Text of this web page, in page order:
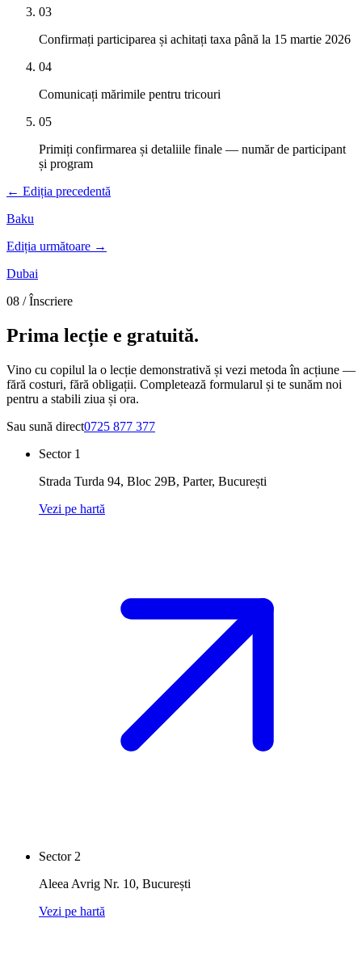
03
Confirmați participarea și achitați taxa până la 15 martie 2026
04
Comunicați mărimile pentru tricouri
05
Primiți confirmarea și detaliile finale — număr de participant
și program
← Ediția precedentă
Baku
Ediția următoare →
Dubai
08 /Înscriere
Prima lecție e gratuită.
Vino cu copilul la o lecție demonstrativă și vezi metoda în acțiune —
fără costuri, fără obligații. Completează formularul și te sunăm noi
pentru a stabili ziua și ora.
Sau sună direct0725 877 377
Sector 1
Strada Turda 94, Bloc 29B, Parter, București
Vezi pe hartă
Sector 2
Aleea Avrig Nr. 10, București
Vezi pe hartă